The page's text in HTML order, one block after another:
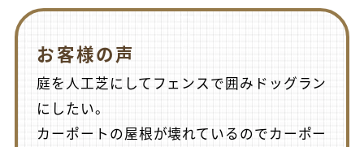
お客様の声
庭を人工芝にしてフェンスで囲みドッグラン
にしたい。
カーポートの屋根が壊れているのでカーポー